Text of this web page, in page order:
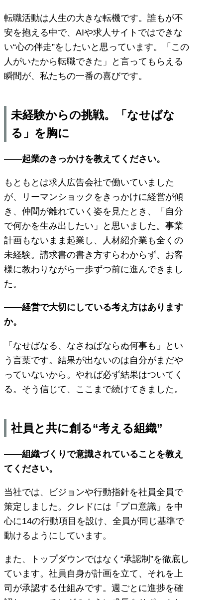
転職活動は人生の大きな転機です。誰もが不
安を抱える中で、AIや求人サイトではできな
い“心の伴走”をしたいと思っています。「この
人がいたから転職できた」と言ってもらえる
瞬間が、私たちの一番の喜びです。
未経験からの挑戦。「なせばな
る」を胸に
――起業のきっかけを教えてください。
もともとは求人広告会社で働いていました
が、リーマンショックをきっかけに経営が傾
き、仲間が離れていく姿を見たとき、「自分
で何かを生み出したい」と思いました。事業
計画もないまま起業し、人材紹介業も全くの
未経験。請求書の書き方すらわからず、お客
様に教わりながら一歩ずつ前に進んできまし
た。
――経営で大切にしている考え方はあります
か。
「なせばなる、なさねばならぬ何事も」とい
う言葉です。結果が出ないのは自分がまだや
っていないから。やれば必ず結果はついてく
る。そう信じて、ここまで続けてきました。
社員と共に創る“考える組織”
――組織づくりで意識されていることを教え
てください。
当社では、ビジョンや行動指針を社員全員で
策定しました。クレドには「プロ意識」を中
心に14の行動項目を設け、全員が同じ基準で
動けるようにしています。
また、トップダウンではなく“承認制”を徹底し
ています。社員自身が計画を立て、それを上
司が承認する仕組みです。週ごとに進捗を確